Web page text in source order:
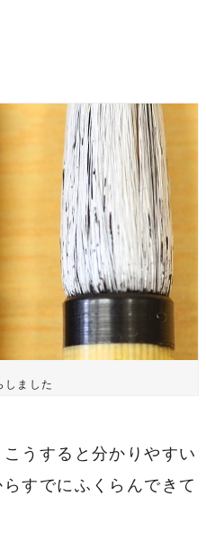
しました
うすると分かりやすい
すでにふくらんできて